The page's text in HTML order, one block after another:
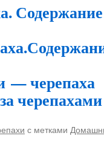
— черепаха
черепахами
с метками